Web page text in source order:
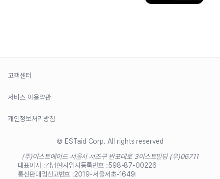
고객센터
서비스 이용약관
개인정보처리방침
© ESTaid Corp. All rights reserved
(주)이스트에이드 서울시 서초구 반포대로 3이스트빌딩 (우)06711
대표이사 :김남현사업자등록번호 :598-87-00226
통신판매업신고번호 :2019-서울서초-1649